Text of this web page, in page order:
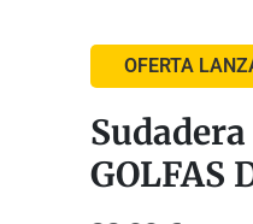
OFERTA
GOLFAS